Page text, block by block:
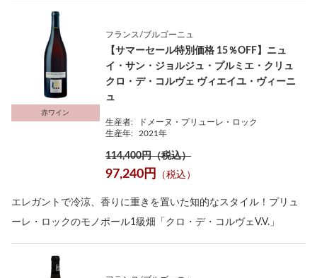
赤ワイン
フランス/ブルゴーニュ
【サマーセール特別価格 15％OFF】ニュ
イ・サン・ジョルジュ・プルミエ・クリュ
クロ・デ・コルヴェ ヴィエイユ・ヴィーニ
ュ
生産者:
ドメーヌ・プリューレ・ロック
生産年:
2021年
114,400円（税込）
97,240円 （税込）
エレガントで冷涼、香りに重きを置いた知的なスタイル！プリュ
ーレ・ロックのモノポール1級畑「クロ・デ・コルヴェV.V.」